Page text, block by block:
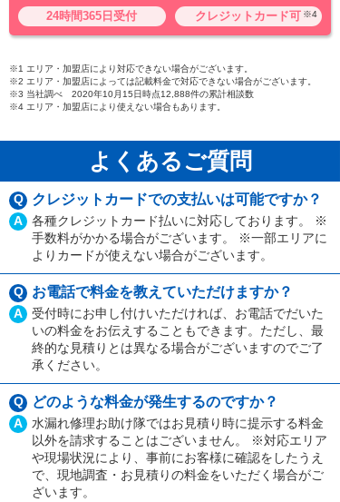
24時間365日受付 クレジットカード可 ※4
※1 エリア・加盟店により対応できない場合がございます。
※2 エリア・加盟店によっては記載料金で対応できない場合がございます。
※3 当社調べ 2020年10月15日時点12,888件の累計相談数
※4 エリア・加盟店により使えない場合もあります。
よくあるご質問
Q クレジットカードでの支払いは可能ですか？
A
各種クレジットカード払いに対応しております。 ※
手数料がかかる場合がございます。 ※一部エリアに
よりカードが使えない場合がございます。
Q お電話で料金を教えていただけますか？
A
受付時にお申し付けいただければ、お電話でだいた
いの料金をお伝えすることもできます。ただし、最
終的な見積りとは異なる場合がございますのでご了
承ください。
Q どのような料金が発生するのですか？
A
水漏れ修理お助け隊ではお見積り時に提示する料金
以外を請求することはございません。 ※対応エリア
や現場状況により、事前にお客様に確認をしたうえ
で、現地調査・お見積りの料金をいただく場合がご
ざいます。